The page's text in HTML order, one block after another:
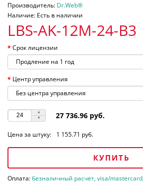
Производитель: Dr.Web®
Наличие: Есть в наличии
LBS-AK-12M-24-B3
Срок лицензии
Центр управления
27 736.96 руб.
Цена за штуку: 1 155.71 руб.
КУПИТЬ
Оплата:безналичный расчет, visa/